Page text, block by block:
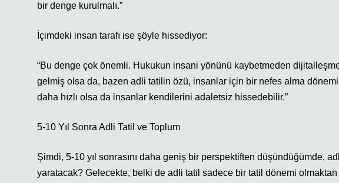
bir denge kurulmalı.”
İçimdeki insan tarafı ise şöyle hissediyor:
“Bu denge çok önemli. Hukukun insani yönünü kaybetmeden
gelmiş olsa da, bazen adli tatilin özü, insanlar için bir nefes alma
daha hızlı olsa da insanlar kendilerini adaletsiz hissedebilir.”
5-10 Yıl Sonra Adli Tatil ve Toplum
Şimdi, 5-10 yıl sonrasını daha geniş bir perspektiften düşündüğümde,
yaratacak? Gelecekte, belki de adli tatil sadece bir tatil dönemi